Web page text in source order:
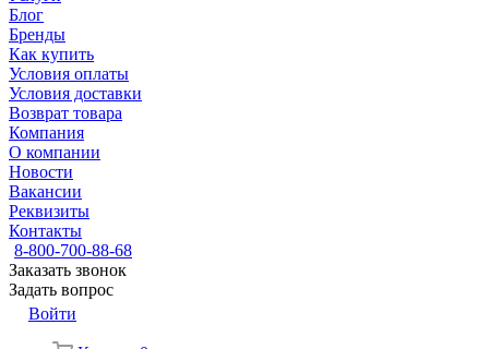
Блог
Бренды
Как купить
Условия оплаты
Условия доставки
Возврат товара
Компания
О компании
Новости
Вакансии
Реквизиты
Контакты
8-800-700-88-68
Заказать звонок
Задать вопрос
Войти